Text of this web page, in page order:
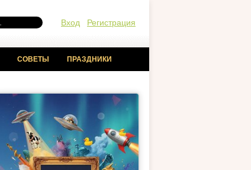
Вход Регистрация
СОВЕТЫ ПРАЗДНИКИ